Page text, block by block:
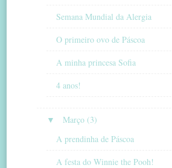
Semana Mundial da Alergia
O primeiro ovo de Páscoa
A minha princesa Sofia
4 anos!
▼
Março (3)
A prendinha de Páscoa
A festa do Winnie the Pooh!